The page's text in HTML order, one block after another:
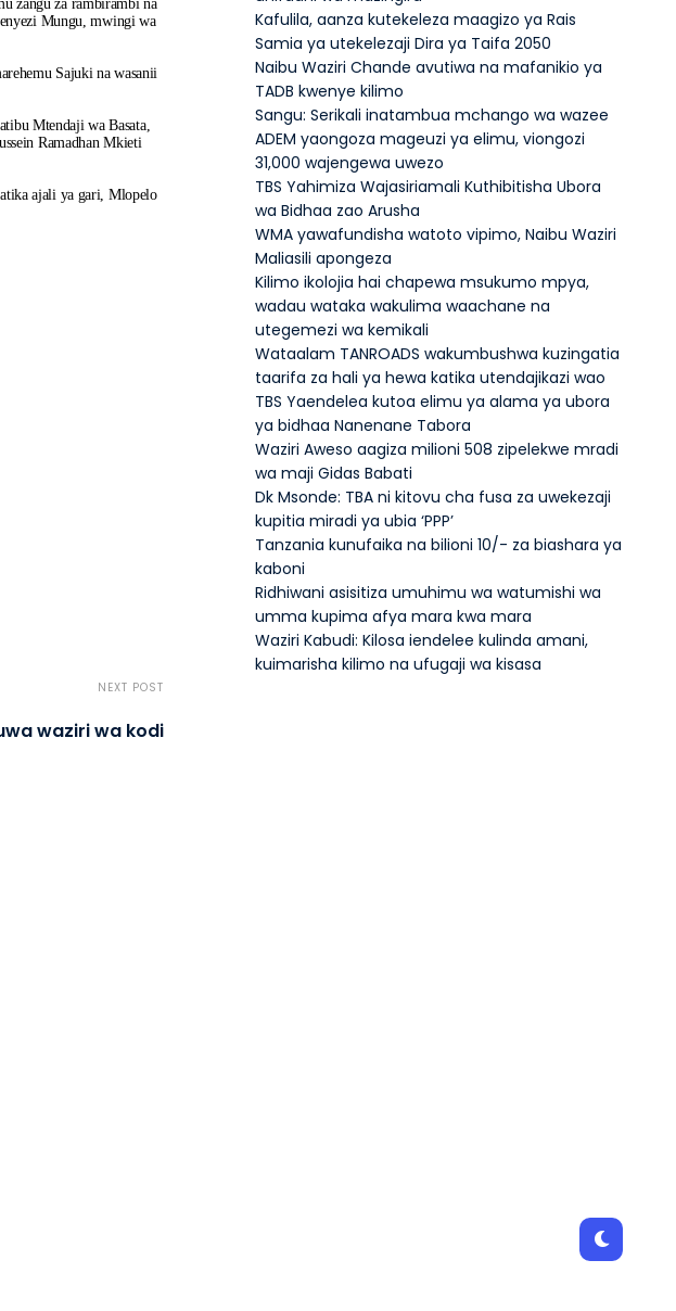
zangu za rambirambi na
Mungu, mwingi wa
Sajuki na wasanii
Mtendaji wa Basata,
Ramadhan Mkieti
ajali ya gari, Mlopelo
NEXT POST
waziri wa kodi
Kafulila, aanza kutekeleza maagizo ya Rais
Samia ya utekelezaji Dira ya Taifa 2050
Naibu Waziri Chande avutiwa na mafanikio ya
TADB kwenye kilimo
Sangu: Serikali inatambua mchango wa wazee
ADEM yaongoza mageuzi ya elimu, viongozi
31,000 wajengewa uwezo
TBS Yahimiza Wajasiriamali Kuthibitisha Ubora
wa Bidhaa zao Arusha
WMA yawafundisha watoto vipimo, Naibu Waziri
Maliasili apongeza
Kilimo ikolojia hai chapewa msukumo mpya,
wadau wataka wakulima waachane na
utegemezi wa kemikali
Wataalam TANROADS wakumbushwa kuzingatia
taarifa za hali ya hewa katika utendajikazi wao
TBS Yaendelea kutoa elimu ya alama ya ubora
ya bidhaa Nanenane Tabora
Waziri Aweso aagiza milioni 508 zipelekwe mradi
wa maji Gidas Babati
Dk Msonde: TBA ni kitovu cha fusa za uwekezaji
kupitia miradi ya ubia ‘PPP’
Tanzania kunufaika na bilioni 10/- za biashara ya
kaboni
Ridhiwani asisitiza umuhimu wa watumishi wa
umma kupima afya mara kwa mara
Waziri Kabudi: Kilosa iendelee kulinda amani,
kuimarisha kilimo na ufugaji wa kisasa